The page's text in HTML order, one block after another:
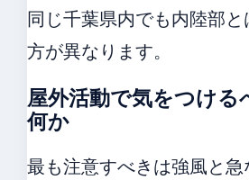
同じ千葉県内でも内陸部
方が異なります。
屋外活動で気をつける
何か
最も注意すべきは強風と急